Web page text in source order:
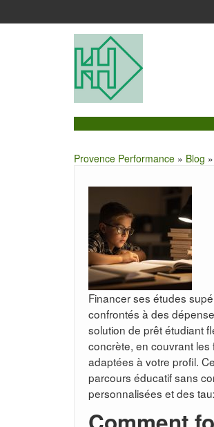
Provence Performance » Blog
Financer ses études
confrontés à des
solution de prêt étudiant
concrète, en couvrant
adaptées à votre profil.
parcours éducatif sans
personnalisées et des